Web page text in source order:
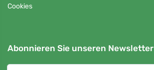
Cookies
Abonnieren Sie unseren Newsletter